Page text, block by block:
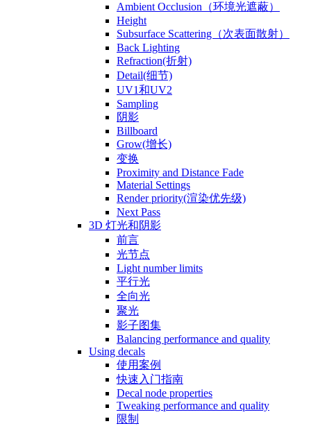
Ambient Occlusion（环境光遮蔽）
Height
Subsurface Scattering（次表面散射）
Back Lighting
Refraction(折射)
Detail(细节)
UV1和UV2
Sampling
阴影
Billboard
Grow(增长)
变换
Proximity and Distance Fade
Material Settings
Render priority(渲染优先级)
Next Pass
3D 灯光和阴影
前言
光节点
Light number limits
平行光
全向光
聚光
影子图集
Balancing performance and quality
Using decals
使用案例
快速入门指南
Decal node properties
Tweaking performance and quality
限制